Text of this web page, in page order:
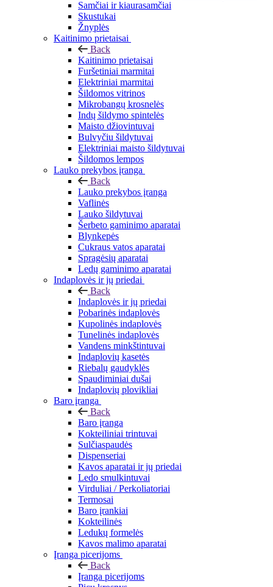
Samčiai ir kiaurasamčiai
Skustukai
Žnyplės
Kaitinimo prietaisai
Back
Kaitinimo prietaisai
Furšetiniai marmitai
Elektriniai marmitai
Šildomos vitrinos
Mikrobangų krosnelės
Indų šildymo spintelės
Maisto džiovintuvai
Bulvyčiu šildytuvai
Elektriniai maisto šildytuvai
Šildomos lempos
Lauko prekybos įranga
Back
Lauko prekybos įranga
Vaflinės
Lauko šildytuvai
Šerbeto gaminimo aparatai
Blynkepės
Cukraus vatos aparatai
Spragėsių aparatai
Ledų gaminimo aparatai
Indaplovės ir jų priedai
Back
Indaplovės ir jų priedai
Pobarinės indaplovės
Kupolinės indaplovės
Tunelinės indaplovės
Vandens minkštintuvai
Indaplovių kasetės
Riebalų gaudyklės
Spaudiminiai dušai
Indaplovių plovikliai
Baro įranga
Back
Baro įranga
Kokteiliniai trintuvai
Sulčiaspaudės
Dispenseriai
Kavos aparatai ir jų priedai
Ledo smulkintuvai
Virduliai / Perkoliatoriai
Termosai
Baro įrankiai
Kokteilinės
Ledukų formelės
Kavos malimo aparatai
Įranga picerijoms
Back
Įranga picerijoms